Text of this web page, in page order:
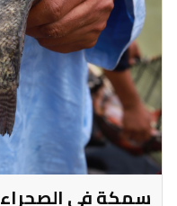
سمكة في الصحراء